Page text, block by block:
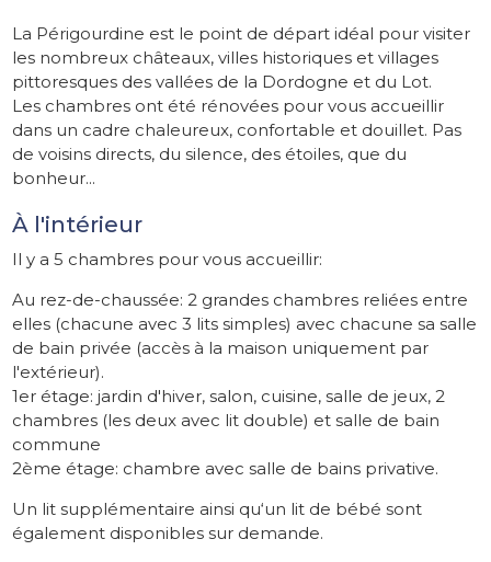
La Périgourdine est le point de départ idéal pour visiter
les nombreux châteaux, villes historiques et villages
pittoresques des vallées de la Dordogne et du Lot.
Les chambres ont été rénovées pour vous accueillir
dans un cadre chaleureux, confortable et douillet. Pas
de voisins directs, du silence, des étoiles, que du
bonheur...
À l'intérieur
Il y a 5 chambres pour vous accueillir:
Au rez-de-chaussée: 2 grandes chambres reliées entre
elles (chacune avec 3 lits simples) avec chacune sa salle
de bain privée (accès à la maison uniquement par
l'extérieur).
1er étage: jardin d'hiver, salon, cuisine, salle de jeux, 2
chambres (les deux avec lit double) et salle de bain
commune
2ème étage: chambre avec salle de bains privative.
Un lit supplémentaire ainsi qu‘un lit de bébé sont
également disponibles sur demande.